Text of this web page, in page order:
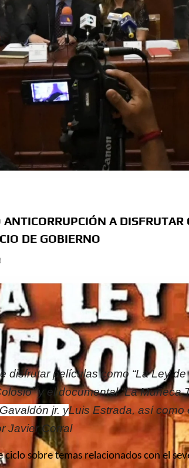
A DISFRUTAR
DE GOBIERNO
disfrutar películas como “La Ley de
y el documental “La Muñeca
jr. yLuis Estrada, así como
Javier Corral
ciclo sobre temas relacionados con el